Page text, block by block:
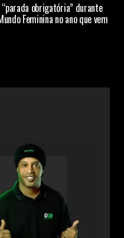
“parada obrigatória” durante
Feminina no ano que vem